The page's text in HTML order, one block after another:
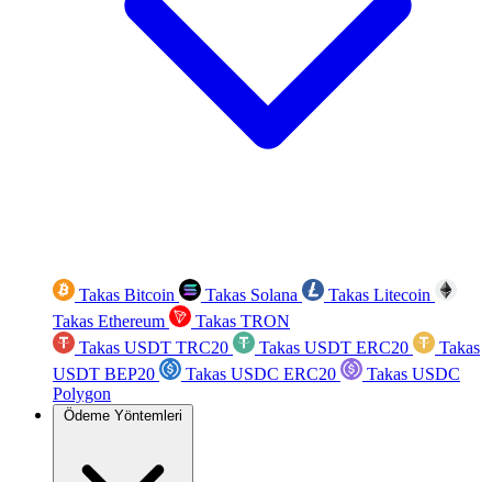
Takas Bitcoin Takas Solana
Takas Litecoin
Takas Ethereum
Takas TRON
Takas USDT TRC20
Takas USDT ERC20
Takas
USDT BEP20
Takas USDC ERC20
Takas USDC
Polygon
Ödeme Yöntemleri